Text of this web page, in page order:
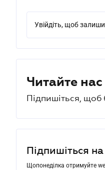
Увійдіть, щоб
Читайте
Підпишіться, щоб
Підпишіться
Щопонеділка отримуйте